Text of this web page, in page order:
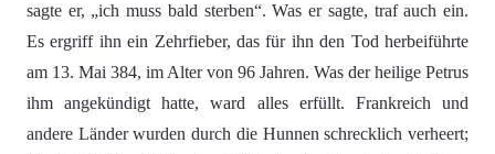
sagte er, „ich muss bald sterben“. Was er sagte, traf auch ein.
Es ergriff ihn ein Zehrfieber, das für ihn den Tod herbeiführte
am 13. Mai 384, im Alter von 96 Jahren. Was der heilige Petrus
ihm angekündigt hatte, ward alles erfüllt. Frankreich und
andere Länder wurden durch die Hunnen schrecklich verheert;